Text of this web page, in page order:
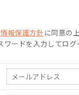
報保護方針 に同意の上
ワードを入力してログ